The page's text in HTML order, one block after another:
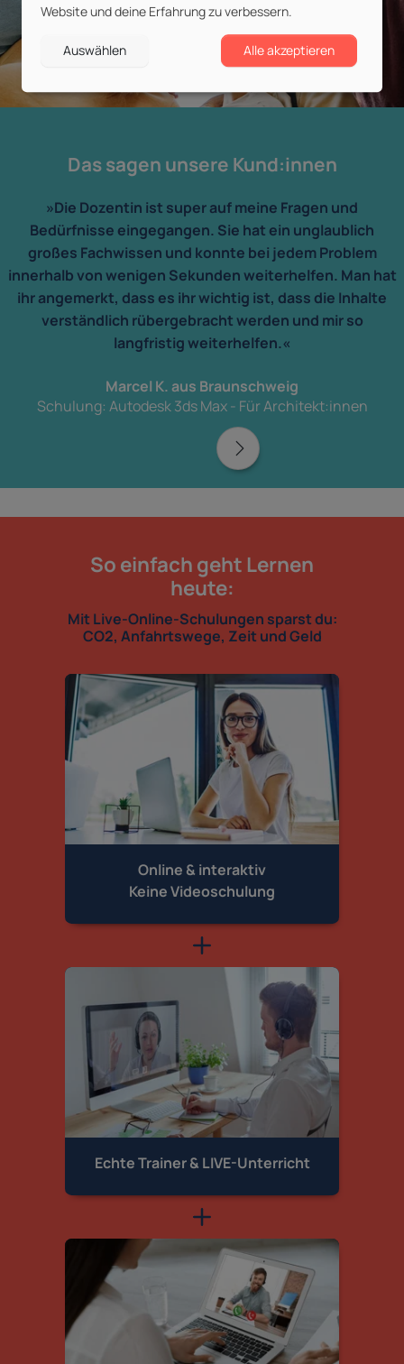
Das sagen unsere Kund:innen
»Die Dozentin ist super auf meine Fragen und
Bedürfnisse eingegangen. Sie hat ein unglaublich
großes Fachwissen und konnte bei jedem Problem
innerhalb von wenigen Sekunden weiterhelfen. Man hat
ihr angemerkt, dass es ihr wichtig ist, dass die Inhalte
verständlich rübergebracht werden und mir so
langfristig weiterhelfen.«
Marcel K. aus Braunschweig
Schulung: Autodesk 3ds Max - Für Architekt:innen
So einfach geht Lernen
heute:
Mit Live-Online-Schulungen sparst du:
CO2, Anfahrtswege, Zeit und Geld
Online & interaktiv
Keine Videoschulung
Echte Trainer & LIVE-Unterricht
Website und deine Erfahrung zu verbessern.
Auswählen Alle akzeptieren